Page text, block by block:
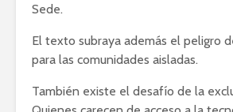
Sede.
El texto subraya además el peligro
para las comunidades aisladas.
También existe el desafío de la